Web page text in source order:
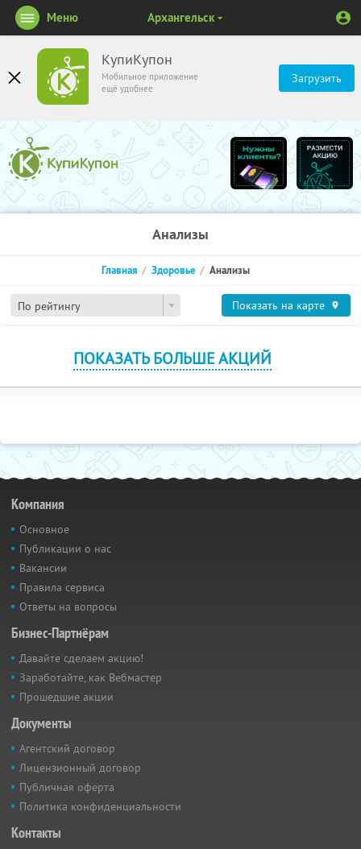
КупиКупон
Мобильное приложение
ещё удобнее
Загрузить
Меню Архангельск
Анализы
По рейтингу
Главная Здоровье Анализы
Показать на карте
ПОКАЗАТЬ БОЛЬШЕ АКЦИЙ
Компания
Основное
Публикации о нас
Вакансии
Правила сервиса
Ответы на вопросы
Бизнес-Партнёрам
Давайте сделаем акцию!
Заработайте, как Вебмастер
Прошедшие акции
Документы
Агентский договор
Лицензионный договор
Публичная оферта
Политика конфиденциальности
Контакты